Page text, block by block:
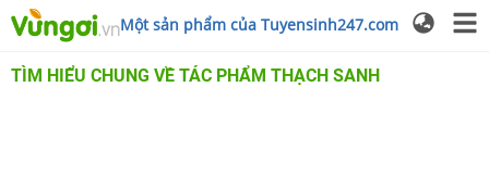
Một sản phẩm của Tuyensinh247.com
TÌM HIỂU CHUNG VỀ TÁC PHẨM THẠCH SANH